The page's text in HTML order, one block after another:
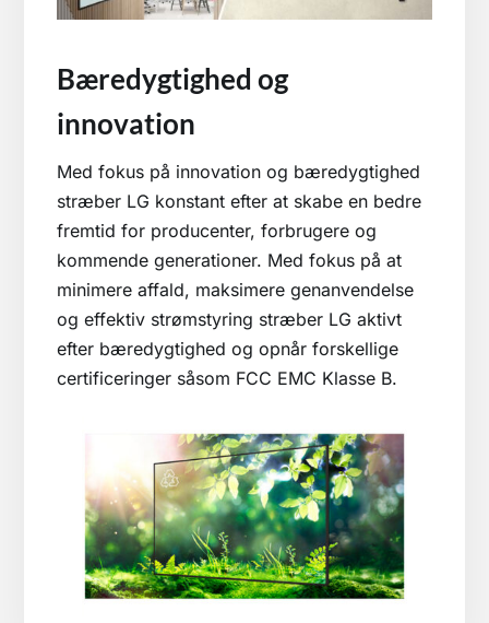
Bæredygtighed og
innovation
Med fokus på innovation og bæredygtighed
stræber LG konstant efter at skabe en bedre
fremtid for producenter, forbrugere og
kommende generationer. Med fokus på at
minimere affald, maksimere genanvendelse
og effektiv strømstyring stræber LG aktivt
efter bæredygtighed og opnår forskellige
certificeringer såsom FCC EMC Klasse B.